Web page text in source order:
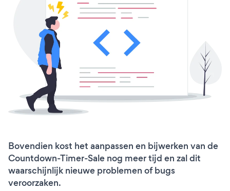
Bovendien kost het aanpassen en bijwerken van de
Countdown-Timer-Sale nog meer tijd en zal dit
waarschijnlijk nieuwe problemen of bugs
veroorzaken.